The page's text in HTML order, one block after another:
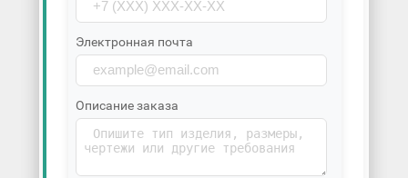
Электронная почта
Описание заказа